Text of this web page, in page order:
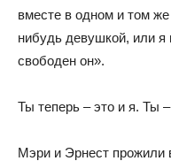
вместе в одном и том
нибудь девушкой, или
свободен он».
Ты теперь – это и я. Ты
Мэри и Эрнест прожили